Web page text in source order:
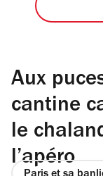
Aux
cantine
le
l’apéro